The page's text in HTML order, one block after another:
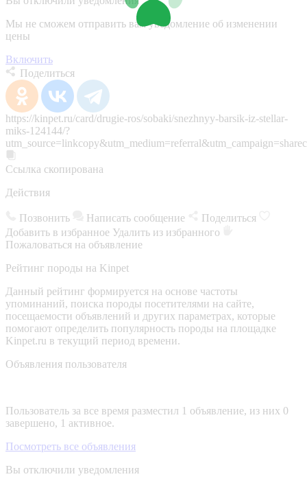
Мы не сможем отправить вам уведомление об изменении
цены
Включить
Поделиться
https://kinpet.ru/card/drugie-ros/sobaki/snezhnyy-barsik-iz-stellar-
miks-124144/?
Ссылка скопирована
Действия
Позвонить Написать сообщение
Поделиться
Добавить в избранное Удалить из избранного
Пожаловаться на объявление
Рейтинг породы на Kinpet
Данный рейтинг формируется на основе частоты
упоминаний, поиска породы посетителями на сайте,
посещаемости объявлений и других параметрах, которые
помогают определить популярность породы на площадке
Kinpet.ru в текущий период времени.
Объявления пользователя
Пользователь за все время разместил 1 объявление, из них 0
завершено, 1 активное.
Посмотреть все объявления
Вы отключили уведомления